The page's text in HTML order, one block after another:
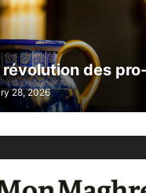
des
28, 2026